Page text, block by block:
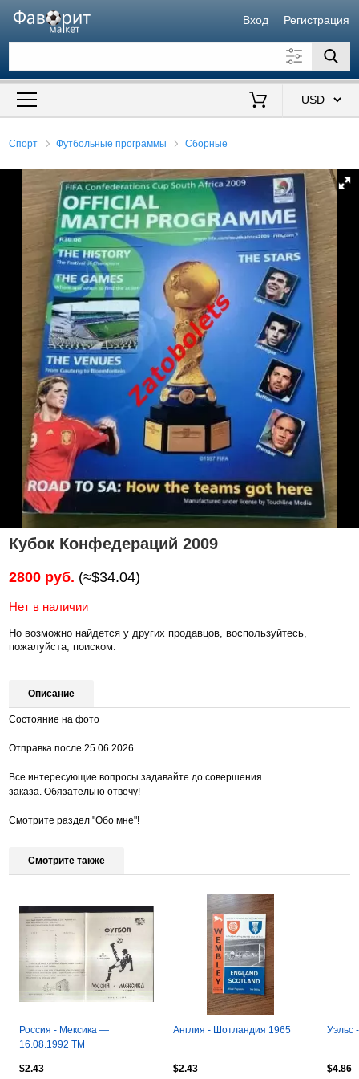
Вход Регистрация
Искать также в описании
Спорт Футбольные программы Сборные
Кубок Конфедераций 2009
2800 руб. (≈$34.04)
Нет в наличии
Но возможно найдется у других продавцов, воспользуйтесь,
пожалуйста, поиском.
Описание
Состояние на фото
Отправка после 25.06.2026
Все интересующие вопросы задавайте до совершения
заказа. Обязательно отвечу!
Смотрите раздел "Обо мне"!
Смотрите также
Россия - Мексика —
16.08.1992 ТМ
$2.43
Англия - Шотландия 1965
$2.43
Уэльс
$4.86